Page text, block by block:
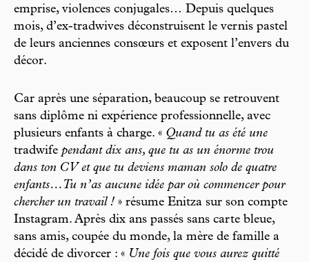
emprise, violences conjugales… Depuis quelques
mois, d’ex-tradwives déconstruisent le vernis pastel
de leurs anciennes consœurs et exposent l’envers du
décor.
Car après une séparation, beaucoup se retrouvent
sans diplôme ni expérience professionnelle, avec
plusieurs enfants à charge. « Quand tu as été une
tradwife pendant dix ans, que tu as un énorme trou
dans ton CV et que tu deviens maman solo de quatre
enfants…Tu n’as aucune idée par où commencer pour
chercher un travail ! » résume Enitza sur son compte
Instagram. Après dix ans passés sans carte bleue,
sans amis, coupée du monde, la mère de famille a
décidé de divorcer : « Une fois que vous aurez quitté